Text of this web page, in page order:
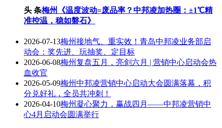
头 条梅州《温度波动=废品率？中邦凌加热圈：±1℃精
准控温，稳如磐石》
2026-07-13梅州接地气、重实效！青岛中邦凌业务部启
动会：奖先进、玩抽奖、定目标
2026-06-08梅州复盘五月，亮剑六月 | 营销中心启动会热
血收官
2026-05-09梅州中邦凌营销中心启动大会圆满落幕，积
分兑好礼，全员共冲刺！
2026-04-10梅州凝心聚力，赢战四月——中邦凌营销中
心4月启动会圆满举行